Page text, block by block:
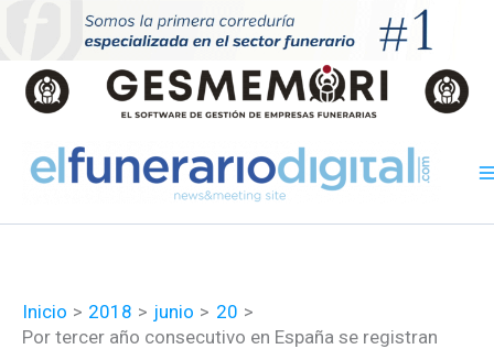
contenido
Inicio 2018 junio
20
Por tercer año consecutivo en España se registran